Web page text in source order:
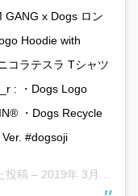
GANG x Dogs ロン
Hoodie with
コラテスラ Tシャツ
: ・Dogs Logo
・Dogs Recycle
#dogsoji
投稿 – 2019年 3月月20日午前1時42分PDT